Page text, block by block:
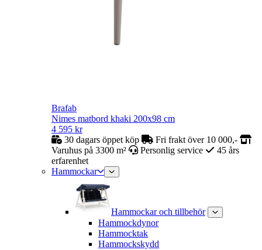
Brafab
Nimes matbord khaki 200x98 cm
4 595 kr
30 dagars öppet köp
Fri frakt över 10 000,-
Varuhus på 3300 m²
Personlig service
45 års
erfarenhet
Hammockar
Hammockar och tillbehör
Hammockdynor
Hammocktak
Hammockskydd